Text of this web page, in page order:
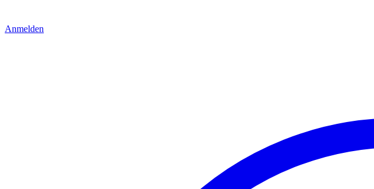
Anmelden